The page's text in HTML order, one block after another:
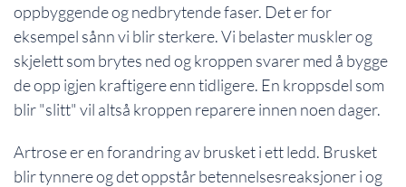
oppbyggende og nedbrytende faser. Det er for
eksempel sånn vi blir sterkere. Vi belaster muskler og
skjelett som brytes ned og kroppen svarer med å bygge
de opp igjen kraftigere enn tidligere. En kroppsdel som
blir "slitt" vil altså kroppen reparere innen noen dager.
Artrose er en forandring av brusket i ett ledd. Brusket
blir tynnere og det oppstår betennelsesreaksjoner i og